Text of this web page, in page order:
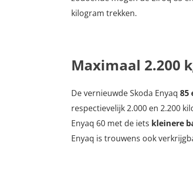
kilogram trekken.
Maximaal 2.200
De vernieuwde Skoda Enyaq 85
respectievelijk 2.000 en 2.200
Enyaq 60 met de iets kleinere
Enyaq is trouwens ook